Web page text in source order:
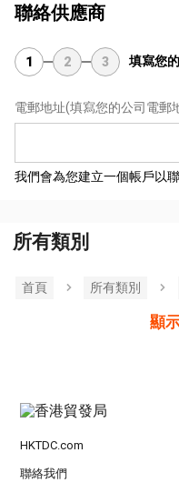
聯絡供應商
1 2 3 填寫您
電郵地址(填寫您的公司電郵
我們會為您建立一個帳戶以
所有類別
首頁 所有類別
顯
HKTDC.com
聯絡我們